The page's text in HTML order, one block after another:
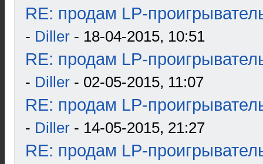
RE: продам LP-
- Diller - 18-04-2015, 10:51
RE: продам LP-
- Diller - 02-05-2015, 11:07
RE: продам LP-
- Diller - 14-05-2015, 21:27
RE: продам LP-